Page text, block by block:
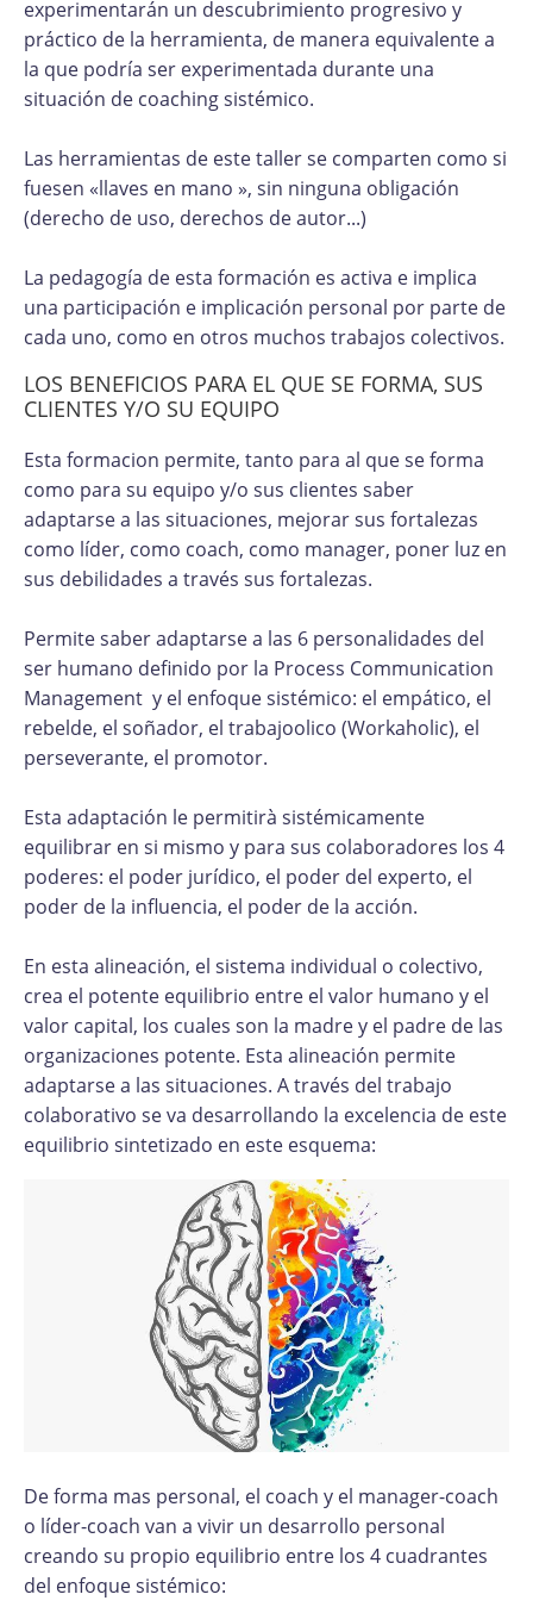
experimentarán un descubrimiento progresivo y
práctico de la herramienta, de manera equivalente a
la que podría ser experimentada durante una
situación de coaching sistémico.
Las herramientas de este taller se comparten como si
fuesen «llaves en mano », sin ninguna obligación
(derecho de uso, derechos de autor...)
La pedagogía de esta formación es activa e implica
una participación e implicación personal por parte de
cada uno, como en otros muchos trabajos colectivos.
LOS BENEFICIOS PARA EL QUE SE FORMA, SUS
CLIENTES Y/O SU EQUIPO
Esta formacion permite, tanto para al que se forma
como para su equipo y/o sus clientes saber
adaptarse a las situaciones, mejorar sus fortalezas
como líder, como coach, como manager, poner luz en
sus debilidades a través sus fortalezas.
Permite saber adaptarse a las 6 personalidades del
ser humano definido por la Process Communication
Management y el enfoque sistémico: el empático, el
rebelde, el soñador, el trabajoolico (Workaholic), el
perseverante, el promotor.
Esta adaptación le permitirà sistémicamente
equilibrar en si mismo y para sus colaboradores los 4
poderes: el poder jurídico, el poder del experto, el
poder de la influencia, el poder de la acción.
En esta alineación, el sistema individual o colectivo,
crea el potente equilibrio entre el valor humano y el
valor capital, los cuales son la madre y el padre de las
organizaciones potente. Esta alineación permite
adaptarse a las situaciones. A través del trabajo
colaborativo se va desarrollando la excelencia de este
equilibrio sintetizado en este esquema:
De forma mas personal, el coach y el manager-coach
o líder-coach van a vivir un desarrollo personal
creando su propio equilibrio entre los 4 cuadrantes
del enfoque sistémico: